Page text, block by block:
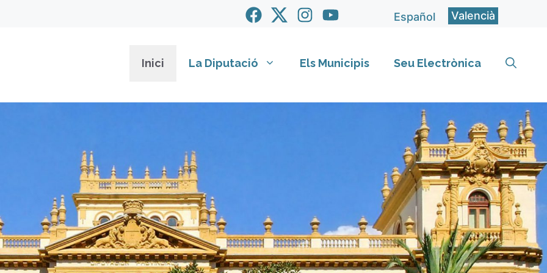
Español Valencià
Inici La Diputació Els Municipis Seu Electrònica